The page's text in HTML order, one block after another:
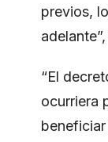
previos,
“El
ocurriera